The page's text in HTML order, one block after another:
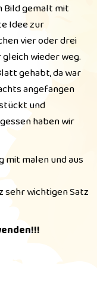
Bild gemalt mit
Idee zur
vier oder drei
wieder weg.
gehabt, da war
angefangen
und
haben wir
mit malen und aus
sehr wichtigen Satz